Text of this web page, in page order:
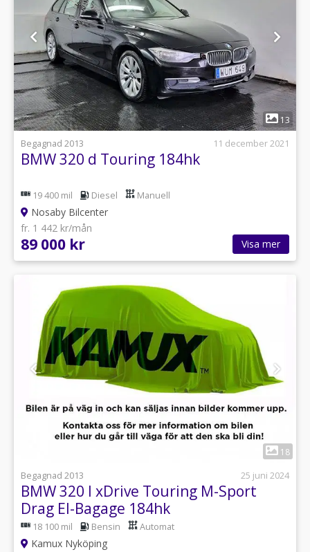
1
13
Begagnad 2013
11 december 2021
BMW 320 d Touring 184hk
19 400 mil Diesel Manuell
Nosaby Bilcenter
fr. 1 442 kr/mån
89 000 kr Visa mer
18
Begagnad 2013
25 juni 2024
BMW 320 I xDrive Touring M-Sport
Drag El-Bagage 184hk
18 100 mil Bensin Automat
Kamux Nyköping